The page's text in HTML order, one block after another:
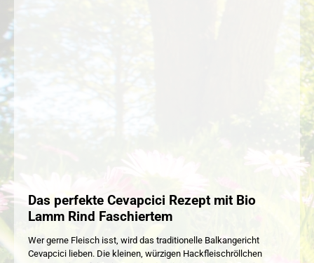
Das perfekte Cevapcici Rezept mit Bio
Lamm Rind Faschiertem
Wer gerne Fleisch isst, wird das traditionelle Balkangericht
Cevapcici lieben. Die kleinen, würzigen Hackfleischröllchen